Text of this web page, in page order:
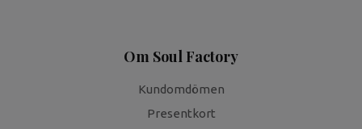
Om Soul Factory
Kundomdömen
Presentkort